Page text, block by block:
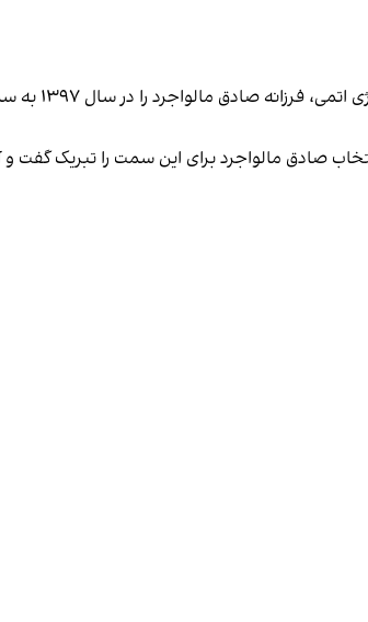
محمد اسلامی،
صادق مالواجرد برای این سمت را تبریک